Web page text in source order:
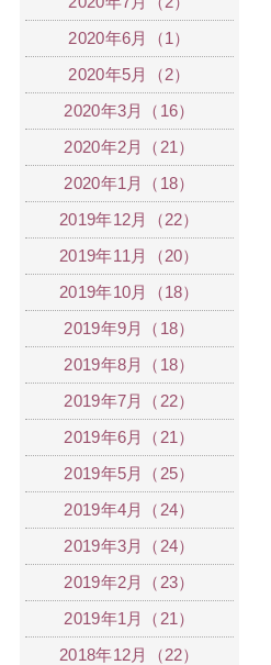
2020年6月（1）
2020年5月（2）
2020年3月（16）
2020年2月（21）
2020年1月（18）
2019年12月（22）
2019年11月（20）
2019年10月（18）
2019年9月（18）
2019年8月（18）
2019年7月（22）
2019年6月（21）
2019年5月（25）
2019年4月（24）
2019年3月（24）
2019年2月（23）
2019年1月（21）
2018年12月（22）